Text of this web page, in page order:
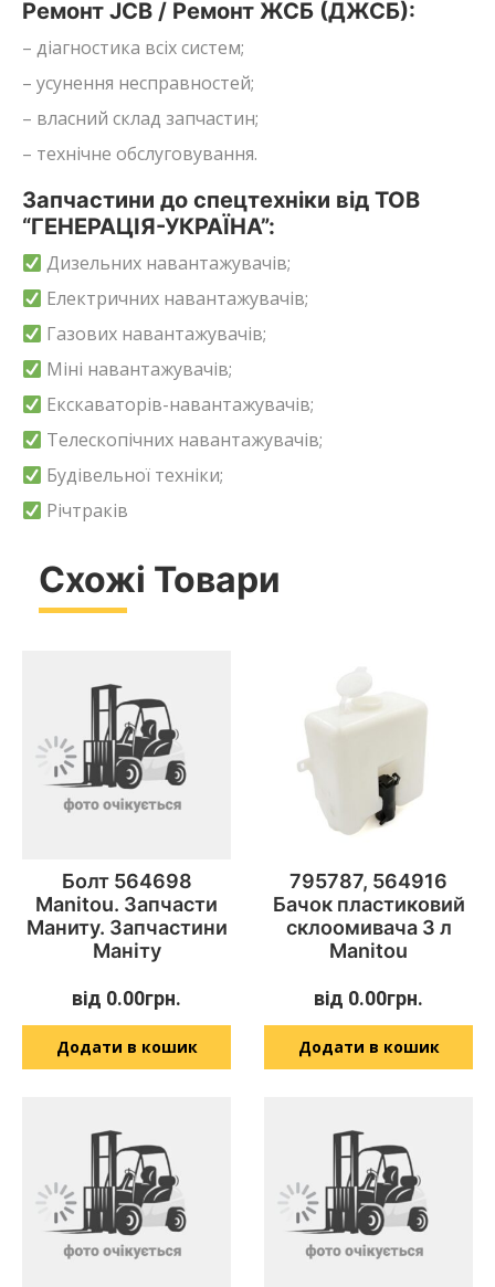
Ремонт JCB / Ремонт ЖСБ (ДЖСБ):
– діагностика всіх систем;
– усунення несправностей;
– власний склад запчастин;
– технічне обслуговування.
Запчастини до спецтехніки від ТОВ
“ГЕНЕРАЦІЯ-УКРАЇНА”:
Дизельних навантажувачів;
Електричних навантажувачів;
Газових навантажувачів;
Міні навантажувачів;
Екскаваторів-навантажувачів;
Телескопічних навантажувачів;
Будівельної техніки;
Річтраків
Схожі Товари
Болт 564698
Manitou. Запчасти
Маниту. Запчастини
Маніту
від 0.00грн.
Додати в кошик
795787, 564916
Бачок пластиковий
склоомивача 3 л
Manitou
від 0.00грн.
Додати в кошик